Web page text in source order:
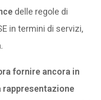
delle regole di
in termini di servizi,
fornire ancora in
rappresentazione